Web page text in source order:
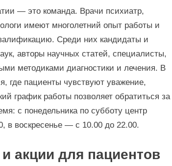
— это команда. Врачи психиатр,
имеют многолетний опыт работы и
Среди них кандидаты и
авторы научных статей, специалисты,
методиками диагностики и лечения. В
где пациенты чувствуют уважение,
график работы позволяет обратиться за
с понедельника по субботу центр
в воскресенье — с 10.00 до 22.00.
акции для пациентов